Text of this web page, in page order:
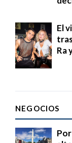
El
Ra
NEGOCIOS